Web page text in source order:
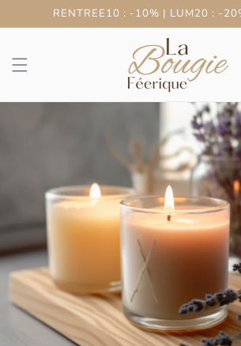
passer
au
RENTREE10 : -10% | LUM20 : -